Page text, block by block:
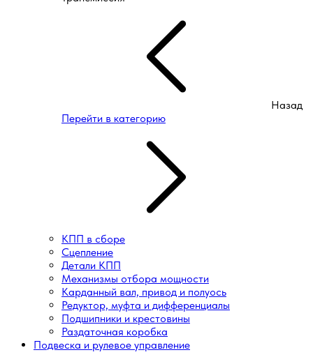
Назад
Перейти в категорию
КПП в сборе
Сцепление
Детали КПП
Механизмы отбора мощности
Карданный вал, привод и полуось
Редуктор, муфта и дифференциалы
Подшипники и крестовины
Раздаточная коробка
Подвеска и рулевое управление